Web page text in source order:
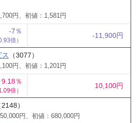
円、初値：1,581円
-7％
倍）
-11,900円
（3077）
円、初値：1,201円
9.18％
倍）
10,100円
2148）
円、初値：680,000円